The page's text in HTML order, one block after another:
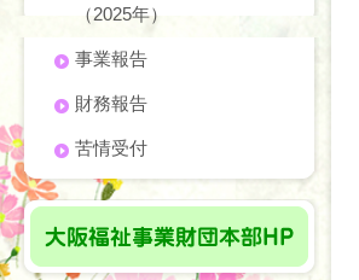
（2025年）
事業報告
財務報告
苦情受付